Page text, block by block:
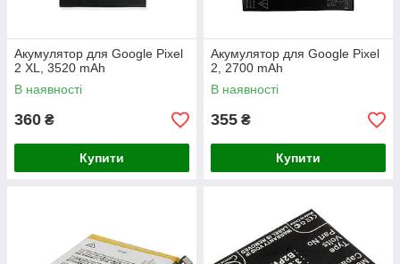
Акумулятор для Google Pixel
2 XL, 3520 mAh
В наявності
360 ₴
Купити
Акумулятор для Google Pixel
2, 2700 mAh
В наявності
355 ₴
Купити